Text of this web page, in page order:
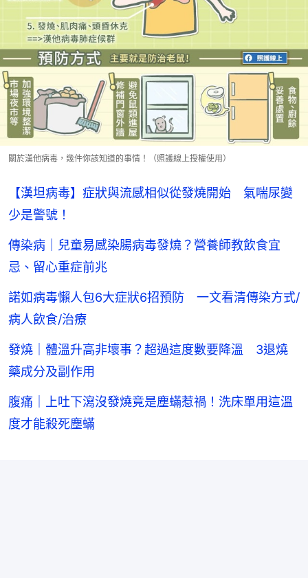
關於漢他病毒，幾件你該知道的事情！（照護線上授權使用）
【漢坦病毒】症狀與流感相似從發燒開始 氣喘尿變
少是警號！
傳染病｜兒童易感染腸病毒發燒？營養師教飲食宜
忌、留心重症前兆
諾如病毒懶人包6大症狀6招預防 一文看清傳染方式/
病人飲食/治療
發燒｜體溫升高非壞事？超過這度數要降溫 3退燒
藥成分及副作用
腹痛｜上吐下瀉沒發燒竟是塵蟎惹禍！洗床單用這溫
度才能殺死塵蟎